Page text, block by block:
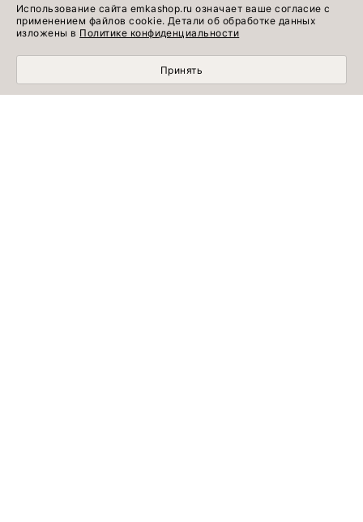
Использование сайта emkashop.ru означает ваше согласие с
применением файлов cookie. Детали об обработке данных
изложены в Политике конфиденциальности
Принять